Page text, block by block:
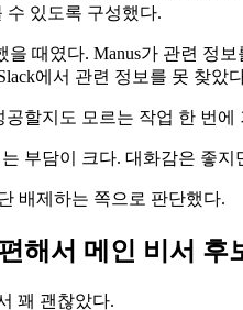
수 있도록 구성했다.
을 때였다. Manus가 관련 정
에서 관련 정보를 못 찾았
공할지도 모르는 작업 한 번
부담이 크다. 대화감은 좋
배제하는 쪽으로 판단했다.
해서 메인 비서 후
꽤 괜찮았다.